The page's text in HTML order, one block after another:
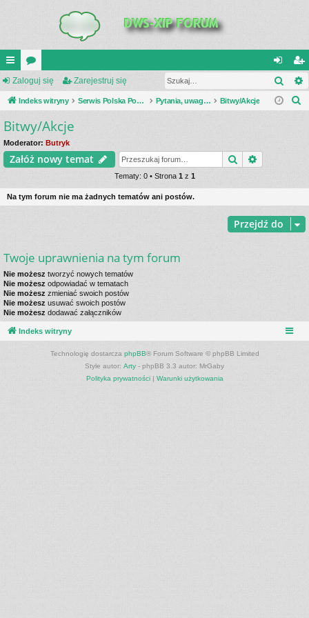
UI
C
K
_L
IN
S
or
a
al
og
ar
ej
ę
Zaloguj się Zarejestruj się
Indeks witryny Serwis Polska Podziemna Pytania, uwagi, dyskusje Bitwy/Akcje
Bitwy/Akcje
Moderator: Butryk
Załóż nowy temat Szukaj
Tematy: 0 • Strona 1 z 1
Na tym forum nie ma żadnych tematów ani postów.
Przejdź do
Twoje uprawnienia na tym forum
Nie możesz tworzyć nowych tematów
Nie możesz odpowiadać w tematach
Nie możesz zmieniać swoich postów
Nie możesz usuwać swoich postów
Nie możesz dodawać załączników
Indeks witryny
Technologię dostarcza phpBB® Forum Software © phpBB Limited
Style autor: Arty - phpBB 3.3 autor: MrGaby
Polityka prywatności| Warunki użytkowania